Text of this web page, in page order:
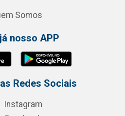
Somos
nosso APP
Redes Sociais
Instagram